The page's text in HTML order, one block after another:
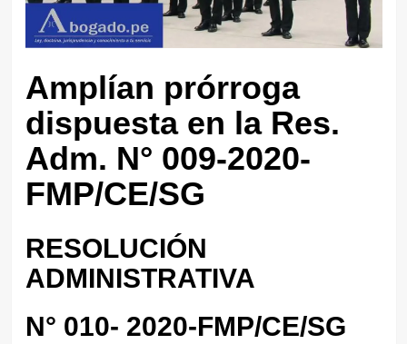
Amplían prórroga
dispuesta en la Res.
Adm. N° 009-2020-
FMP/CE/SG
RESOLUCIÓN
ADMINISTRATIVA
N° 010- 2020-FMP/CE/SG